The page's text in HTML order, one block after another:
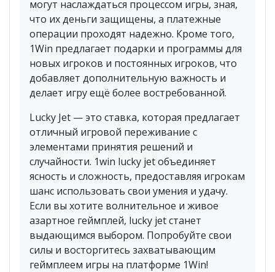
могут наслаждаться процессом игры, зная,
что их деньги защищены, а платежные
операции проходят надежно. Кроме того,
1Win предлагает подарки и программы для
новых игроков и постоянных игроков, что
добавляет дополнительную важность и
делает игру ещё более востребованной.
Lucky Jet — это ставка, которая предлагает
отличный игровой переживание с
элементами принятия решений и
случайности. 1win lucky jet объединяет
ясность и сложность, предоставляя игрокам
шанс использовать свои умения и удачу.
Если вы хотите волнительное и живое
азартное геймплей, lucky jet станет
выдающимся выбором. Попробуйте свои
силы и восторгитесь захватывающим
геймплеем игры на платформе 1Win!